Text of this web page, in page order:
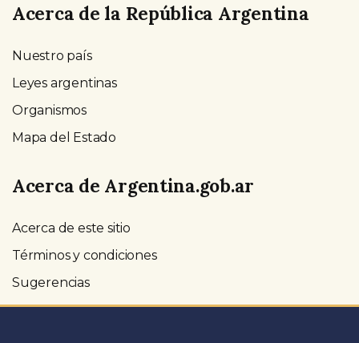
Acerca de la República Argentina
Nuestro país
Leyes argentinas
Organismos
Mapa del Estado
Acerca de Argentina.gob.ar
Acerca de este sitio
Términos y condiciones
Sugerencias